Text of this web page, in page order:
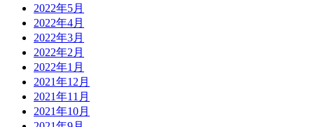
2022年5月
2022年4月
2022年3月
2022年2月
2022年1月
2021年12月
2021年11月
2021年10月